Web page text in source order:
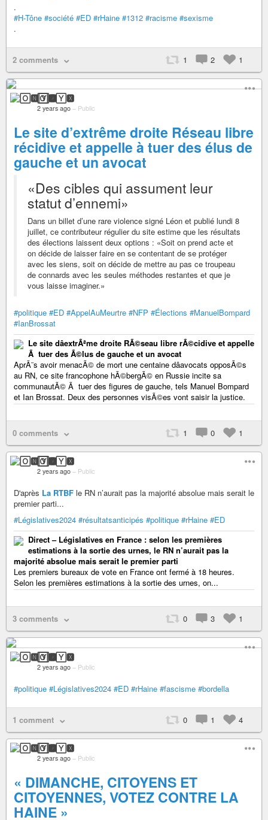
.
#H-Tône #société #ED #rHaine #1312 #racisme #sexisme
.
2 comments 1 2 1
🄾🅽🅈🆇
2 years ago – Public
Le site d’extrême droite Réseau libre
récidive et appelle à tuer des élus de
gauche et un avocat
«Des cibles qui assument leur
statut d’ennemi»
Dans un billet d’une rare violence signé Léon et publié lundi 8
juillet, ce contributeur régulier du site estime que les résultats
des élections laissent deux options : «Soit on prend acte et
on décide de laisser faire en se contentant de se protéger
avec les siens, soit on décide de mettre au pas ce troupeau
de connards avec les seules méthodes restantes et que je
vous laisse imaginer.»
#politique #ED #AppelAuMeurtre #NFP #Élections #ManuelBompard
#IanBrossat
Le site dâextrÃªme droite RÃ©seau libre rÃ©cidive et appelle
Ã tuer des Ã©lus de gauche et un avocat
AprÃ¨s avoir menacÃ© de mort une centaine dâavocats opposÃ©s
au RN, ce site francophone hÃ©bergÃ© en Russie incite sa
communautÃ© Ã tuer des figures de gauche, tels Manuel Bompard
et Ian Brossat. Deux des personnes visÃ©es vont saisir la justice.
0 comments 1 0 1
🄾🅽🅈🆇
2 years ago – Public
D'après La RTBF le RN n’aurait pas la majorité absolue mais serait le
premier parti...
#Législatives2024 #résultatsanticipés #politique #rHaine #ED
Direct – Législatives en France : selon les premières
estimations à la sortie des urnes, le RN n’aurait pas la
majorité absolue mais serait le premier parti
Les premiers bureaux de vote en France ont fermé à 18 heures.
Selon les premières estimations à la sortie des urnes, on...
3 comments 0 3 1
🄾🅽🅈🆇
2 years ago – Public
#politique #Législatives2024 #ED #rHaine #fascisme #bordella
1 comment 0 1 4
🄾🅽🅈🆇
2 years ago – Public
« DIMANCHE, CITOYENS ET
CITOYENNES, VOTEZ CONTRE LA
HAINE »